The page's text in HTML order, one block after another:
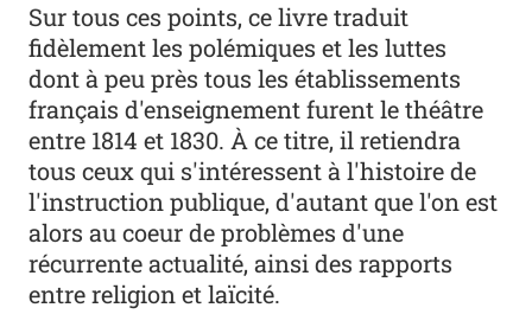
Sur tous ces points, ce livre traduit
fidèlement les polémiques et les luttes
dont à peu près tous les établissements
français d'enseignement furent le théâtre
entre 1814 et 1830. À ce titre, il retiendra
tous ceux qui s'intéressent à l'histoire de
l'instruction publique, d'autant que l'on est
alors au coeur de problèmes d'une
récurrente actualité, ainsi des rapports
entre religion et laïcité.